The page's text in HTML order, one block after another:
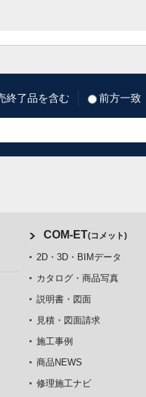
終了品を含む 前方一致
COM-ET(コメット)
2D・3D・BIMデータ
カタログ・商品写真
説明書・図面
見積・図面請求
施工事例
商品NEWS
修理施工ナビ